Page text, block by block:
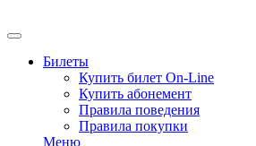
Билеты
Купить билет On-Line
Купить абонемент
Правила поведения
Правила покупки
Меню